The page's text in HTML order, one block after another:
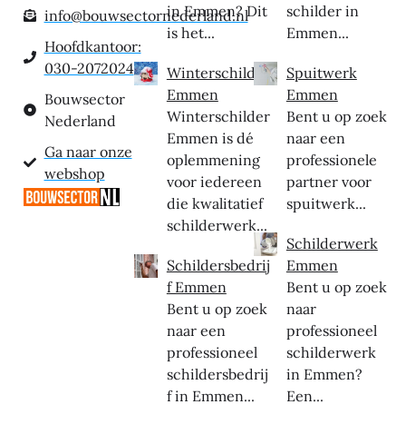
info@bouwsectornederland.nl
Hoofdkantoor:
030-2072024
Bouwsector
Nederland
Ga naar onze
webshop
in Emmen? Dit
is het...
Winterschilder
Emmen
Winterschilder
Emmen is dé
oplemmening
voor iedereen
die kwalitatief
schilderwerk...
Schildersbedrij
f Emmen
Bent u op zoek
naar een
professioneel
schildersbedrij
f in Emmen...
schilder in
Emmen...
Spuitwerk
Emmen
Bent u op zoek
naar een
professionele
partner voor
spuitwerk...
Schilderwerk
Emmen
Bent u op zoek
naar
professioneel
schilderwerk
in Emmen?
Een...